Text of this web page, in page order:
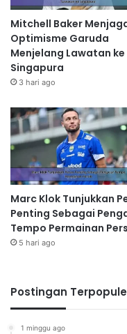
Mitchell Baker
Optimisme Garuda
Menjelang Lawatan ke
Singapura
3 hari ago
Marc Klok Tunjukkan
Penting Sebagai
Tempo Permainan
5 hari ago
Postingan
1 minggu ago